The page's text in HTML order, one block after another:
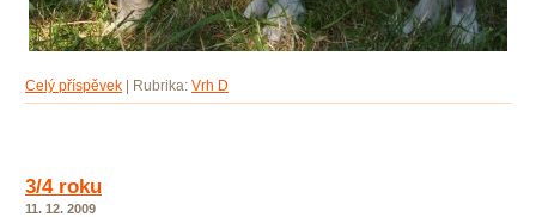
Celý příspěvek Rubrika: Vrh D
3/4 roku
11. 12. 2009